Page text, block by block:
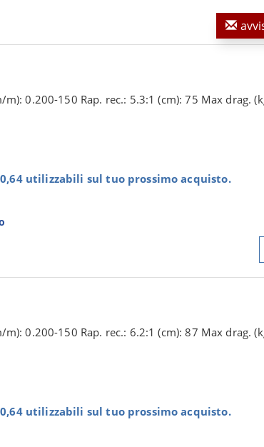
m): 0.200-150 Rap. rec.: 5.3:1 (cm): 75 Max drag.
utilizzabili sul tuo prossimo acquisto.
m): 0.200-150 Rap. rec.: 6.2:1 (cm): 87 Max drag.
utilizzabili sul tuo prossimo acquisto.